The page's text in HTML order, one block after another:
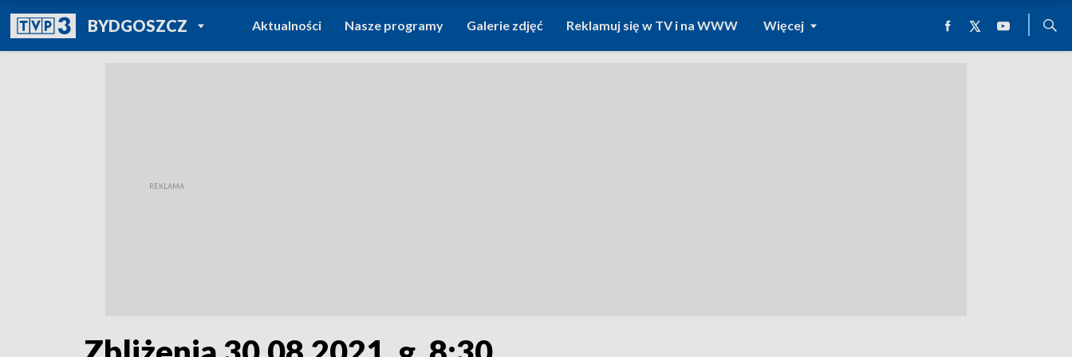
BYDGOSZCZPOWRÓT DO
TVP REGIONY
Aktualności Nasze programy Galerie zdjęć Reklamuj się w TV i na WWW Więcej